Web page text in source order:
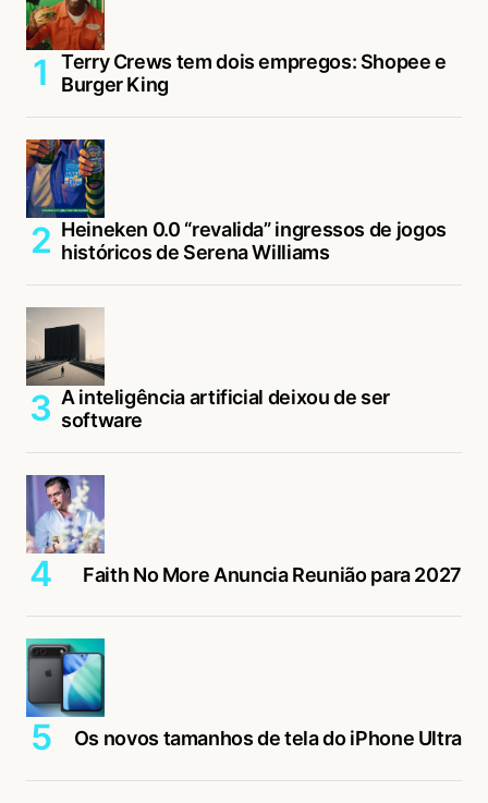
Terry Crews tem dois empregos: Shopee e
Burger King
Heineken 0.0 “revalida” ingressos de jogos
históricos de Serena Williams
A inteligência artificial deixou de ser
software
Faith No More Anuncia Reunião para 2027
Os novos tamanhos de tela do iPhone Ultra